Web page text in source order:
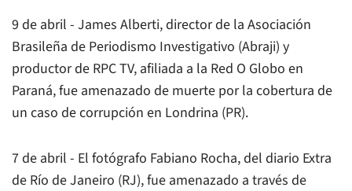
9 de abril - James Alberti, director de la Asociación
Brasileña de Periodismo Investigativo (Abraji) y
productor de RPC TV, afiliada a la Red O Globo en
Paraná, fue amenazado de muerte por la cobertura de
un caso de corrupción en Londrina (PR).
7 de abril - El fotógrafo Fabiano Rocha, del diario Extra
de Río de Janeiro (RJ), fue amenazado a través de